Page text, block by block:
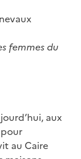
femmes du
aux
au Caire